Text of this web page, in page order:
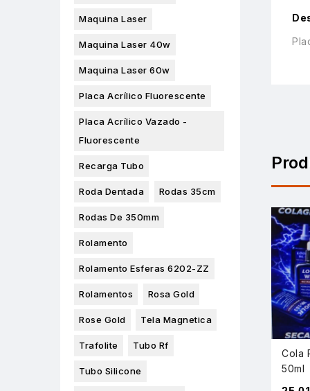
Cola
50ml
Maquina Laser
Maquina Laser 40w
Maquina Laser 60w
Placa Acrílico Fluorescente
Placa Acrílico Vazado -
Fluorescente
Recarga Tubo
Roda Dentada Rodas 35cm
Rodas De 350mm
Rolamento
Rolamento Esferas 6202-ZZ
Rolamentos Rosa Gold
Rose Gold Tela Magnetica
Trafolite Tubo Rf
Tubo Silicone